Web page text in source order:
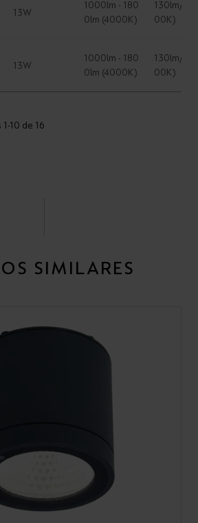
13W
1000lm - 180
0lm (4000K)
130lm/W
00K)
13W
1000lm - 180
0lm (4000K)
130lm/W
00K)
10 de 16
SIMILARES